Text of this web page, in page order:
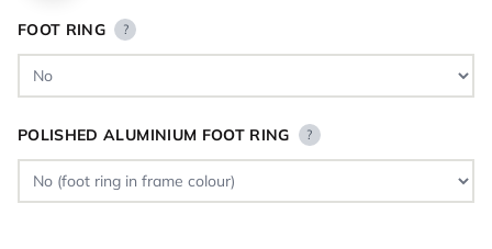
FOOT RING ?
POLISHED ALUMINIUM FOOT RING ?